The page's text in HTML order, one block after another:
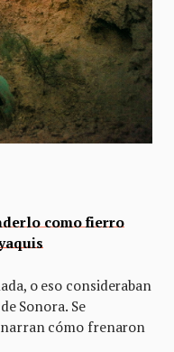
como fierro
o eso consideraban
Sonora. Se
narran cómo frenaron